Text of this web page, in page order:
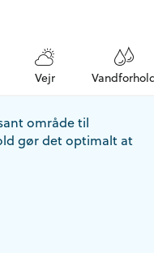
Vejr
område til
gør det optimalt at